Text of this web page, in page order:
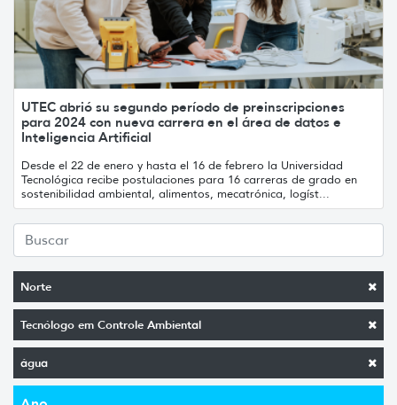
Norte
Tecnólogo em Controle Ambiental
água
UTEC abrió su segundo período de preinscripciones
para 2024 con nueva carrera en el área de datos e
Inteligencia Artificial
Desde el 22 de enero y hasta el 16 de febrero la Universidad
Tecnológica recibe postulaciones para 16 carreras de grado en
sostenibilidad ambiental, alimentos, mecatrónica, logíst...